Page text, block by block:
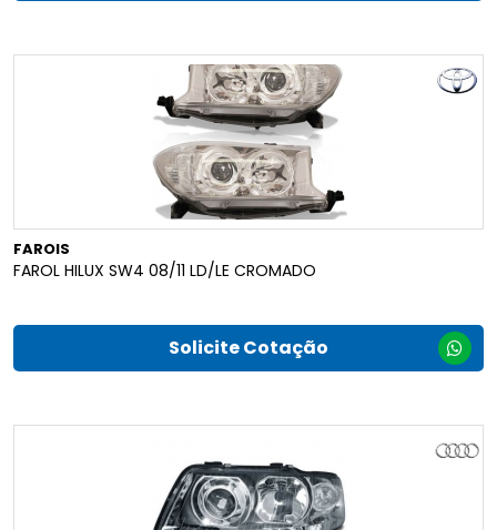
FAROIS
FAROL HILUX SW4 08/11 LD/LE CROMADO
Solicite Cotação